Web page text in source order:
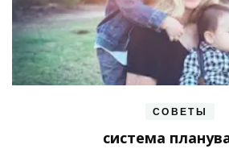
СОВЕТЫ
система